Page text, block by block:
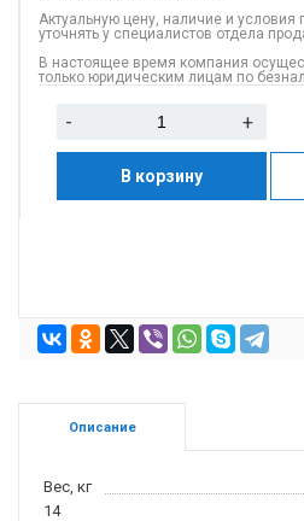
Актуальную цену, наличие и условия
уточнять у специалистов отдела
В настоящее время компания
только юридическим лицам по
- +
В корзину
Описание
Вес, кг
14